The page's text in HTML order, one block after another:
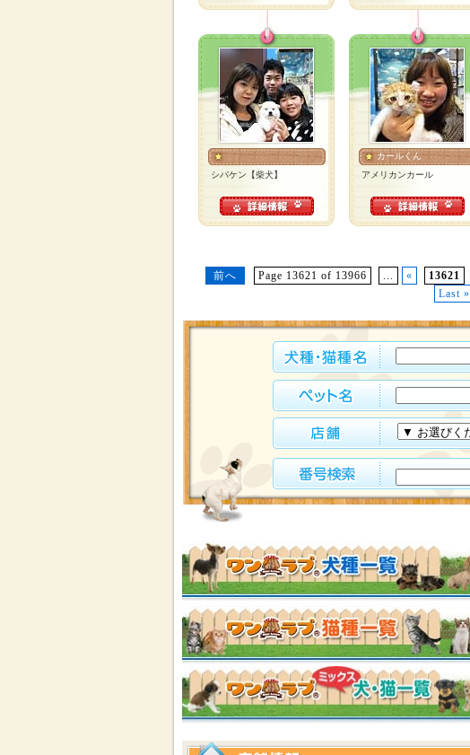
シバケン【柴犬】
カールくん
アメリカンカール
前へ Page 13621 of 13966 ... « 13621
Last »